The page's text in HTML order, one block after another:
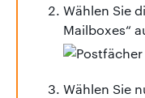
Wählen Sie
Mailboxes“
Wählen Sie